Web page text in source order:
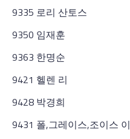
9335 로리 산토스
9350 임재훈
9363 한명순
9421 헬렌 리
9428 박경희
9431 폴,그레이스,조이스 이